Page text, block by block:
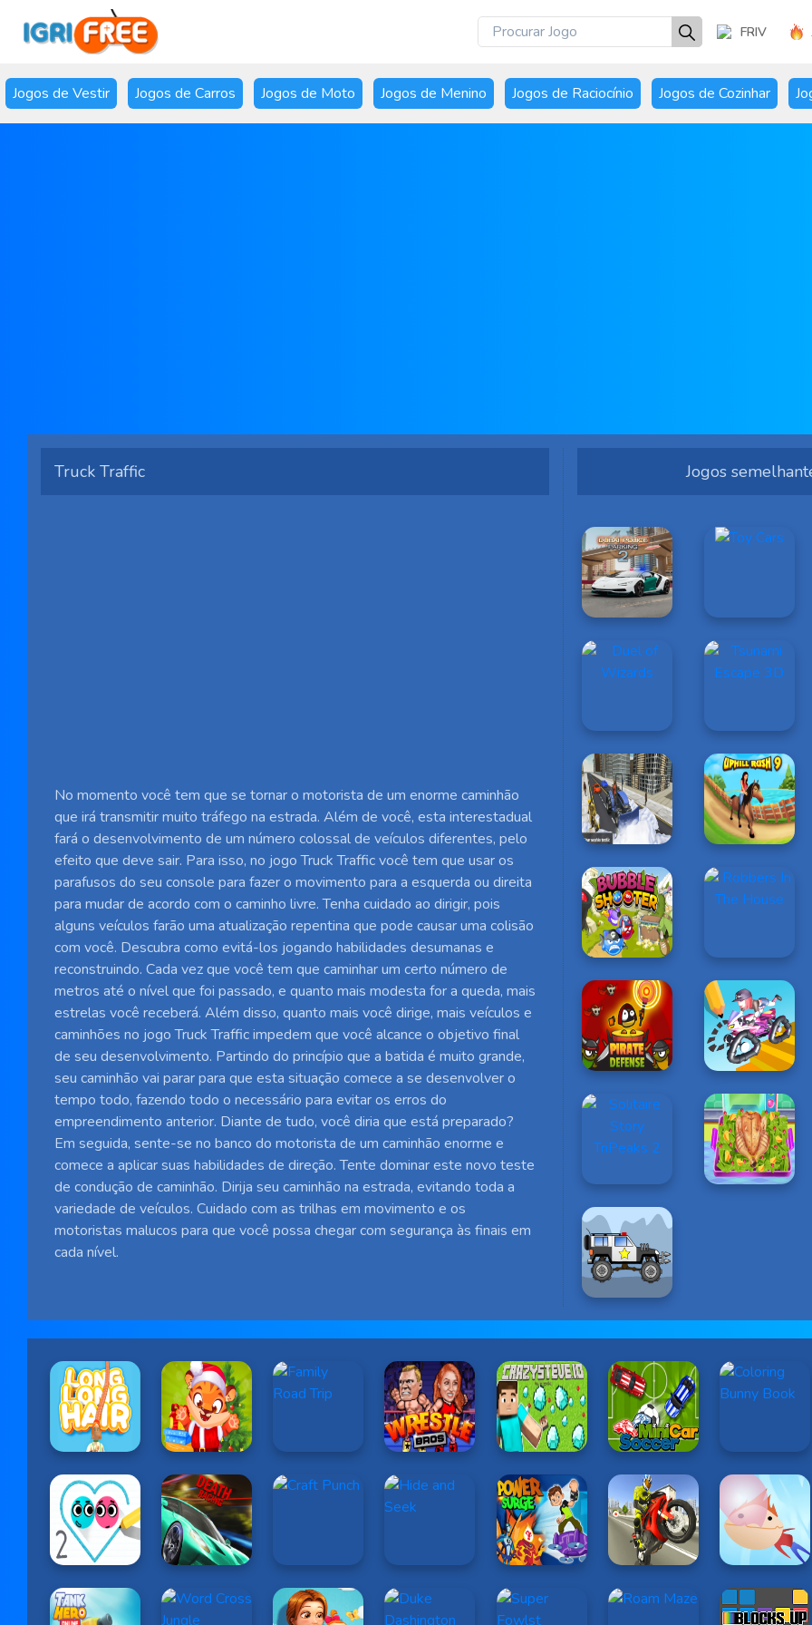
FRIV
Jogos de Vestir Jogos de Carros Jogos de Moto Jogos de Menino Jogos de Raciocínio Jogos de Cozinhar
Truck Traffic
No momento você tem que se tornar o motorista de um enorme caminhão
que irá transmitir muito tráfego na estrada. Além de você, esta interestadual
fará o desenvolvimento de um número colossal de veículos diferentes, pelo
efeito que deve sair. Para isso, no jogo Truck Traffic você tem que usar os
parafusos do seu console para fazer o movimento para a esquerda ou direita
para mudar de acordo com o caminho livre. Tenha cuidado ao dirigir, pois
alguns veículos farão uma atualização repentina que pode causar uma colisão
com você. Descubra como evitá-los jogando habilidades desumanas e
reconstruindo. Cada vez que você tem que caminhar um certo número de
metros até o nível que foi passado, e quanto mais modesta for a queda, mais
estrelas você receberá. Além disso, quanto mais você dirige, mais veículos e
caminhões no jogo Truck Traffic impedem que você alcance o objetivo final
de seu desenvolvimento. Partindo do princípio que a batida é muito grande,
seu caminhão vai parar para que esta situação comece a se desenvolver o
tempo todo, fazendo todo o necessário para evitar os erros do
empreendimento anterior. Diante de tudo, você diria que está preparado?
Em seguida, sente-se no banco do motorista de um caminhão enorme e
comece a aplicar suas habilidades de direção. Tente dominar este novo teste
de condução de caminhão. Dirija seu caminhão na estrada, evitando toda a
variedade de veículos. Cuidado com as trilhas em movimento e os
motoristas malucos para que você possa chegar com segurança às finais em
cada nível.
Jogos